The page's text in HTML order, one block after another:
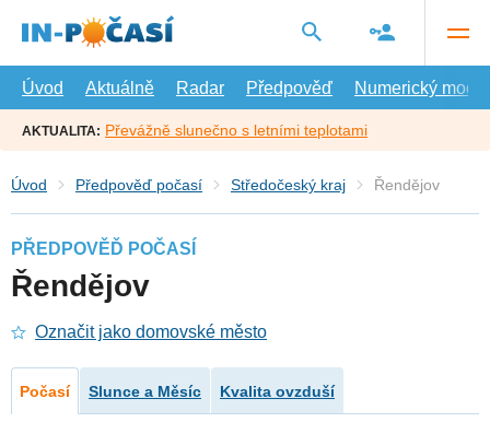
hlavní
Úvod
Aktuálně Radar Předpověď Numerický model
AKTUALITA: Převážně slunečno s letními teplotami
Úvod Předpověď počasí Středočeský kraj Řendějov
PŘEDPOVĚĎ POČASÍ
Řendějov
Označit jako domovské město
Počasí Slunce a Měsíc Kvalita ovzduší